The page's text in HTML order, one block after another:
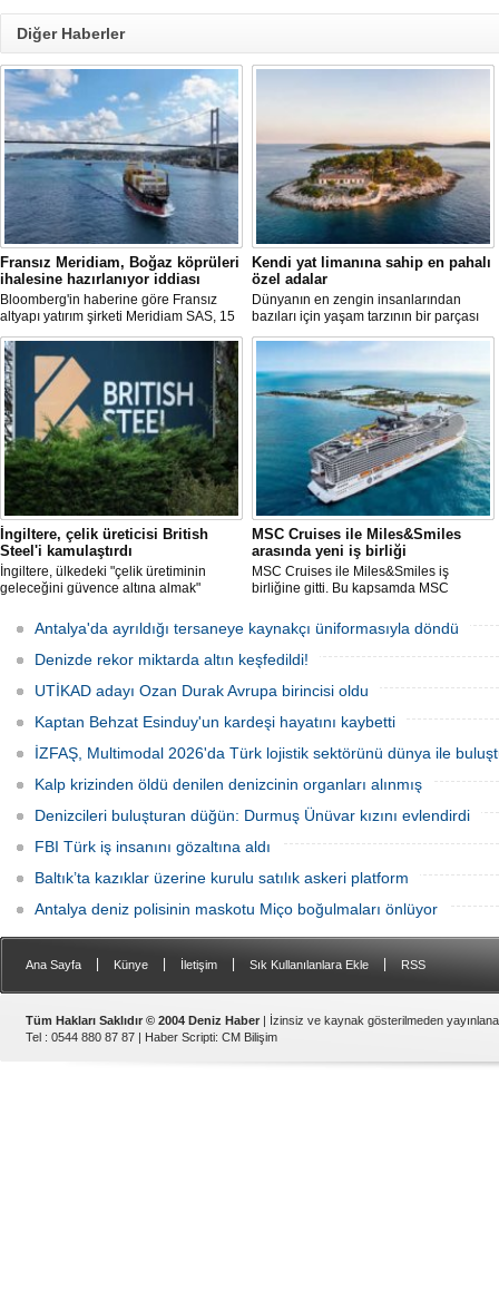
Diğer Haberler
Fransız Meridiam, Boğaz köprüleri
ihalesine hazırlanıyor iddiası
Bloomberg'in haberine göre Fransız
altyapı yatırım şirketi Meridiam SAS, 15
Temmuz Şehitler Köprüsü ile Fatih
Sultan Mehmet Köprüsü'nün
özelleştirilmesine yönelik ihaleyle
ilgileniyor.
Kendi yat limanına sahip en pahalı
özel adalar
Dünyanın en zengin insanlarından
bazıları için yaşam tarzının bir parçası
sadece bir süper yat değil, aynı
zamanda kendi yat limanı, helikopter
pisti ve seçkin villaları da içeren koca bir
özel adadır.
İngiltere, çelik üreticisi British
Steel'i kamulaştırdı
İngiltere, ülkedeki "çelik üretiminin
geleceğini güvence altına almak"
bünyesindeki çelik üreticisi British
Steel'i kamulaştırdı.
MSC Cruises ile Miles&Smiles
arasında yeni iş birliği
MSC Cruises ile Miles&Smiles iş
birliğine gitti. Bu kapsamda MSC
harcanan her 1 Euro için 1 mil kazanma
fırsatı sunulacak.
Antalya'da ayrıldığı tersaneye kaynakçı üniformasıyla döndü
Denizde rekor miktarda altın keşfedildi!
UTİKAD adayı Ozan Durak Avrupa birincisi oldu
Kaptan Behzat Esinduy'un kardeşi hayatını kaybetti
İZFAŞ, Multimodal 2026'da Türk lojistik sektörünü dünya ile
Kalp krizinden öldü denilen denizcinin organları alınmış
Denizcileri buluşturan düğün: Durmuş Ünüvar kızını evlendirdi
FBI Türk iş insanını gözaltına aldı
Baltık’ta kazıklar üzerine kurulu satılık askeri platform
Antalya deniz polisinin maskotu Miço boğulmaları önlüyor
Ana Sayfa Künye İletişim Sık Kullanılanlara Ekle RSS
Tüm Hakları Saklıdır © 2004 Deniz Haber | İzinsiz ve kaynak gösterilmeden
Tel : 0544 880 87 87 | Haber Scripti: CM Bilişim